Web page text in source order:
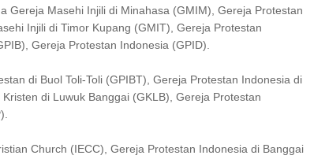
Gereja Masehi Injili di Minahasa (GMIM), Gereja Protestan
Injili di Timor Kupang (GMIT), Gereja Protestan
Gereja Protestan Indonesia (GPID).
di Buol Toli-Toli (GPIBT), Gereja Protestan Indonesia di
di Luwuk Banggai (GKLB), Gereja Protestan
Church (IECC), Gereja Protestan Indonesia di Banggai